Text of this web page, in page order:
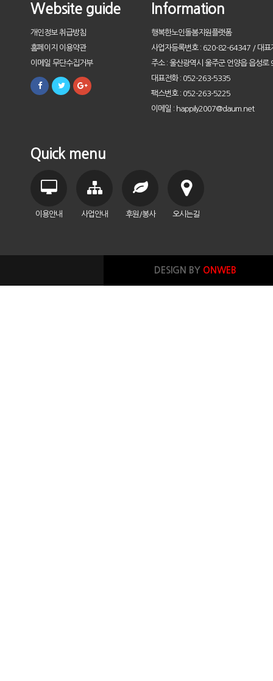
Website guide
개인정보 취급방침
홈페이지 이용약관
이메일 무단수집거부
Information
행복한노인돌봄지원플랫폼
사업자등록번호 : 620-82-64347 / 대표
주소 : 울산광역시 울주군 언양읍 읍성로
대표전화 : 052-263-5335
팩스번호 : 052-263-5225
이메일 : happily2007@daum.net
Quick menu
이용안내 사업안내 후원/봉사 오시는길
DESIGN BY ONWEB